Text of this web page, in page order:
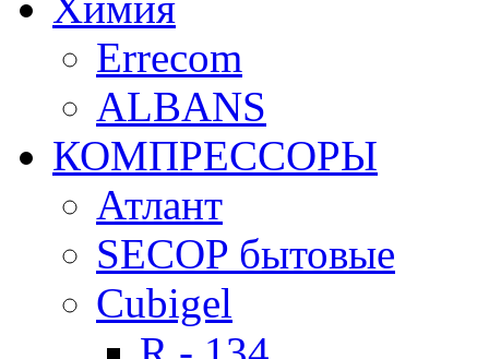
Errecom
ALBANS
КОМПРЕССОРЫ
Атлант
SECOP бытовые
Cubigel